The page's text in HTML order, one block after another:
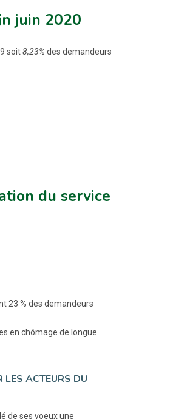
juin 2020
soit8,23% des demandeurs
du service
23 % des demandeurs
en chômage de longue
LES ACTEURS DU
de ses voeux une